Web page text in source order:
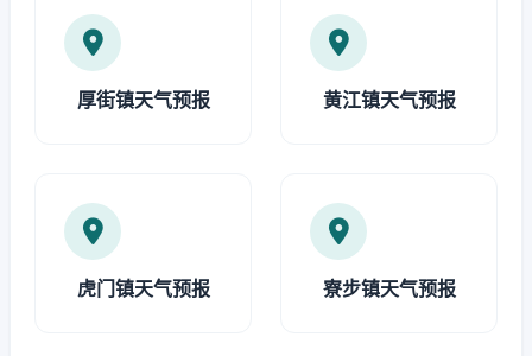
厚街镇天气预报 黄江镇天气预报
虎门镇天气预报 寮步镇天气预报